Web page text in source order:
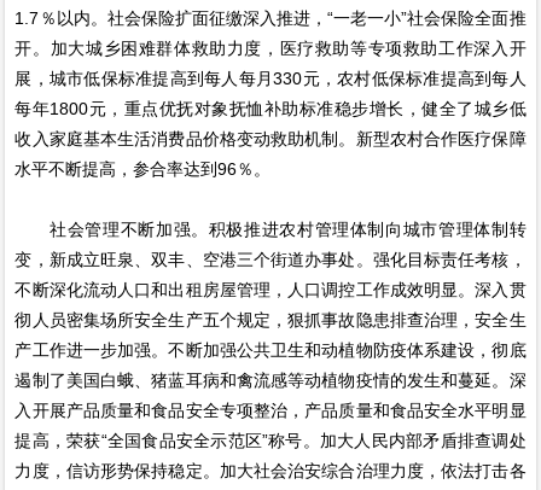
1.7％以内。社会保险扩面征缴深入推进，“一老一小”社会保险全面推
开。加大城乡困难群体救助力度，医疗救助等专项救助工作深入开
展，城市低保标准提高到每人每月330元，农村低保标准提高到每人
每年1800元，重点优抚对象抚恤补助标准稳步增长，健全了城乡低
收入家庭基本生活消费品价格变动救助机制。新型农村合作医疗保障
水平不断提高，参合率达到96％。
社会管理不断加强。积极推进农村管理体制向城市管理体制转
变，新成立旺泉、双丰、空港三个街道办事处。强化目标责任考核，
不断深化流动人口和出租房屋管理，人口调控工作成效明显。深入贯
彻人员密集场所安全生产五个规定，狠抓事故隐患排查治理，安全生
产工作进一步加强。不断加强公共卫生和动植物防疫体系建设，彻底
遏制了美国白蛾、猪蓝耳病和禽流感等动植物疫情的发生和蔓延。深
入开展产品质量和食品安全专项整治，产品质量和食品安全水平明显
提高，荣获“全国食品安全示范区”称号。加大人民内部矛盾排查调处
力度，信访形势保持稳定。加大社会治安综合治理力度，依法打击各